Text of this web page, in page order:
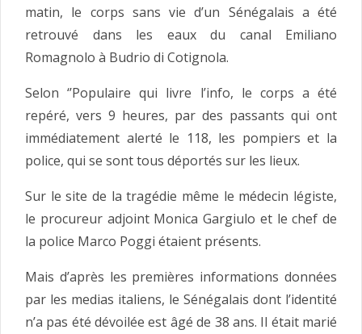
matin, le corps sans vie d’un Sénégalais a été
retrouvé dans les eaux du canal Emiliano
Romagnolo à Budrio di Cotignola.
Selon ‘’Populaire qui livre l’info, le corps a été
repéré, vers 9 heures, par des passants qui ont
immédiatement alerté le 118, les pompiers et la
police, qui se sont tous déportés sur les lieux.
Sur le site de la tragédie même le médecin légiste,
le procureur adjoint Monica Gargiulo et le chef de
la police Marco Poggi étaient présents.
Mais d’après les premières informations données
par les medias italiens, le Sénégalais dont l’identité
n’a pas été dévoilée est âgé de 38 ans. Il était marié